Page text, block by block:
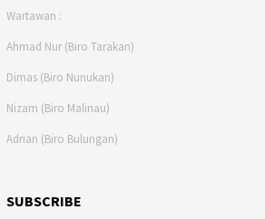
Wartawan :
Ahmad Nur (Biro Tarakan)
Dimas (Biro Nunukan)
Nizam (Biro Malinau)
Adrian (Biro Bulungan)
SUBSCRIBE